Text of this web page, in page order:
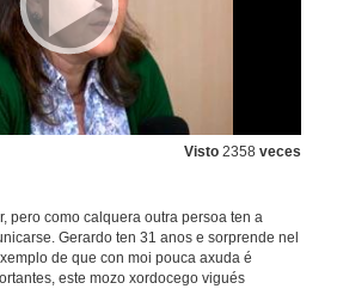
Visto 2358 veces
pero como calquera outra persoa ten a
Gerardo ten 31 anos e sorprende nel
de que con moi pouca axuda é
este mozo xordocego vigués